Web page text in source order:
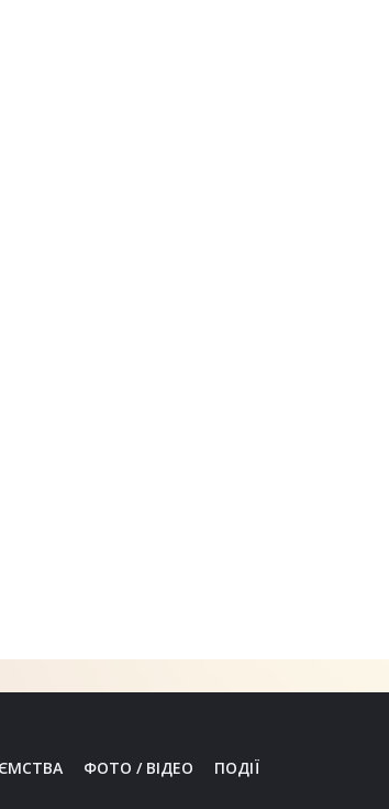
ФОТО / ВІДЕО ПОДІЇ